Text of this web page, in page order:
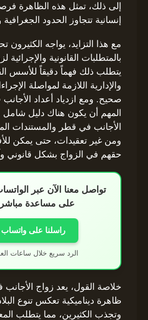
إلى ذلك، تمثل هذه الظاهرة
إنسانية تتجاوز الحدود
مع هذا التزايد، يواجه الكثيرون
بالمتطلبات القانونية والإجرائية
يتطلب ذلك فهماً دقيقاً للأسس
والإدارية اللازمة لمواصلة
صحيح. ومع ازدياد أعداد الأجانب
المهم أن يكون هناك دليل
الأجانب في قطر والمستندات
ومن غير تعقيدات، حتى يمكن
حقهم في الزواج بشكل قانوني
تواصل معنا الآن عبر
على مساعدة
راسلنا على واتساب
الرد سريع خلال ساعات
خلاصة القول، يعد زواج
ظاهرة ديناميكية تعكس تنوع
وتجذب الكثيرين، مما يتطلب